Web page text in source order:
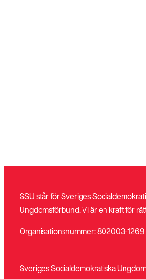
SSU står för Sveriges
Ungdomsförbund. Vi är en kraft för
Organisationsnummer: 802003-1269
Sveriges Socialdemokratiska